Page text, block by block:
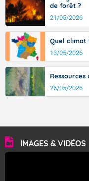
de forêt ?
21/05/2026
Quel climat
13/05/2026
26/05/2026
IMAGES & VIDÉOS